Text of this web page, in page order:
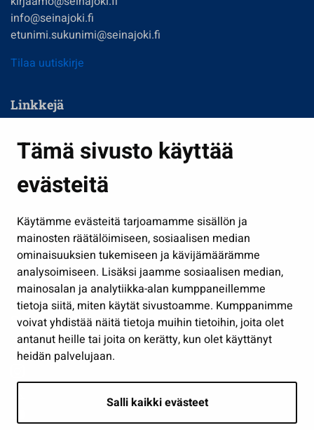
Tämä sivusto käyttää
evästeitä
Käytämme evästeitä tarjoamamme sisällön ja
mainosten räätälöimiseen, sosiaalisen median
ominaisuuksien tukemiseen ja kävijämäärämme
analysoimiseen. Lisäksi jaamme sosiaalisen median,
mainosalan ja analytiikka-alan kumppaneillemme
tietoja siitä, miten käytät sivustoamme. Kumppanimme
voivat yhdistää näitä tietoja muihin tietoihin, joita olet
antanut heille tai joita on kerätty, kun olet käyttänyt
heidän palvelujaan.
Salli kaikki evästeet
info@seinajoki.fi
etunimi.sukunimi@seinajoki.fi
Tilaa uutiskirje
Linkkejä
Kasvatus ja opetus
Kulttuuri ja liikunta
Työ ja yrittäminen
Osallistu ja asioi
Näytä omat evästeasetukseni
Seuraa meitä